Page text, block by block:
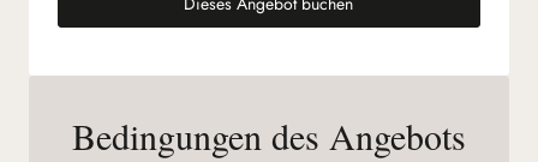
(neuen Tab)
Bedingungen des Angebots